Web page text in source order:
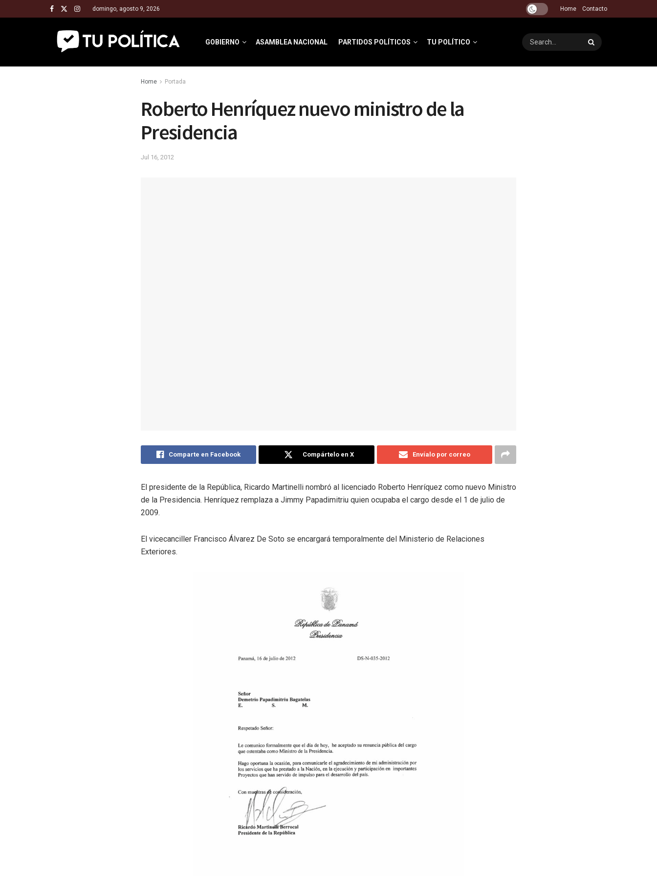
domingo, agosto 9, 2026 Home Contacto
GOBIERNO ASAMBLEA NACIONAL PARTIDOS POLÍTICOS TU POLÍTICO
Home Portada
Roberto Henríquez nuevo ministro de la
Presidencia
Jul 16, 2012
Comparte en Facebook Compártelo en X Envíalo por correo
El presidente de la República, Ricardo Martinelli nombró al licenciado Roberto Henríquez como nuevo Ministro
de la Presidencia. Henríquez remplaza a Jimmy Papadimitriu quien ocupaba el cargo desde el 1 de julio de
2009.
El vicecanciller Francisco Álvarez De Soto se encargará temporalmente del Ministerio de Relaciones
Exteriores.